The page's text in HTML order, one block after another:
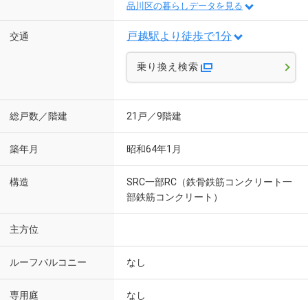
品川区の暮らしデータを見る
交通 戸越駅より徒歩で1分
乗り換え検索
総戸数／階建 21戸／9階建
築年月 昭和64年1月
構造
SRC一部RC（鉄骨鉄筋コンクリート一
部鉄筋コンクリート）
主方位
ルーフバルコニー なし
専用庭 なし